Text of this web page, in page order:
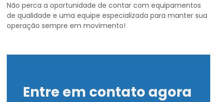
Não perca a oportunidade de contar com equipamentos
de qualidade e uma equipe especializada para manter sua
operação sempre em movimento!
Entre em contato agora